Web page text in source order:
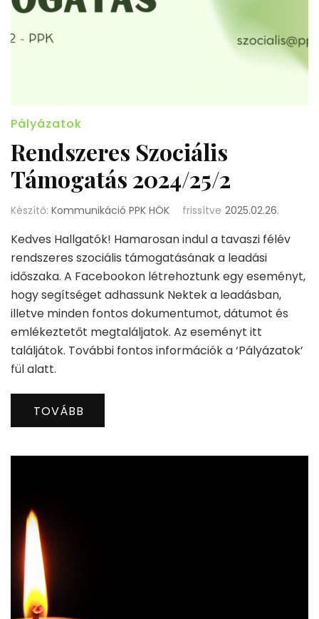
Pályázatok
Rendszeres Szociális
Támogatás 2024/25/2
Készítő: Kommunikáció PPK HÖK frissítve 2025.02.26.
Kedves Hallgatók! Hamarosan indul a tavaszi félév
rendszeres szociális támogatásának a leadási
időszaka. A Facebookon létrehoztunk egy eseményt,
hogy segítséget adhassunk Nektek a leadásban,
illetve minden fontos dokumentumot, dátumot és
emlékeztetőt megtaláljatok. Az eseményt itt
találjátok. További fontos információk a ‘Pályázatok’
fül alatt.
TOVÁBB